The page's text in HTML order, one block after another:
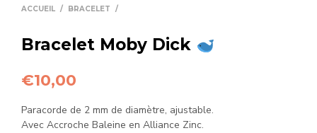
ACCUEIL / BRACELET /
Bracelet Moby Dick
€10,00
Paracorde de 2 mm de diamètre, ajustable.
Avec Accroche Baleine en Alliance Zinc.